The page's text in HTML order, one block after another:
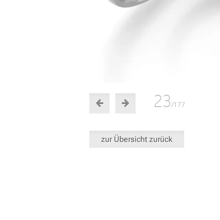
23/177
zur Übersicht zurück